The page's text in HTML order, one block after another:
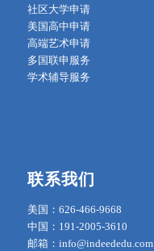
社区大学申请
美国高中申请
高端艺术申请
多国联申服务
学术辅导服务
联系我们
美国：626-466-9668
中国：191-2005-3610
邮箱：info@indeededu.com